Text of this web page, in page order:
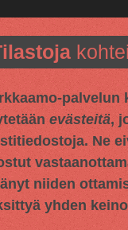
palvelun
evästeitä,
Ne
niiden
yhden